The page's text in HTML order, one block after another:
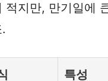
적지만, 만기일에
특성